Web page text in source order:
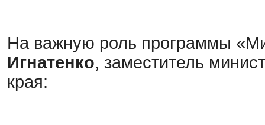
На важную роль программы
Игнатенко, заместитель
края: